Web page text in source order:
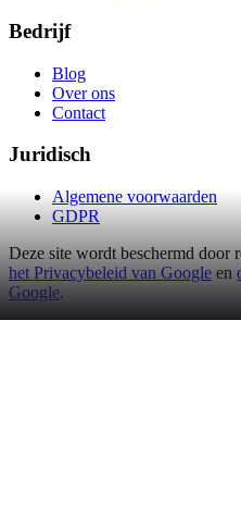
Bedrijf
Blog
Over ons
Contact
Juridisch
Algemene voorwaarden
GDPR
Deze site wordt beschermd
het Privacybeleid van Google en
Google.